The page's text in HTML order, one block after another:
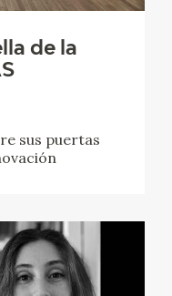
de la
sus puertas